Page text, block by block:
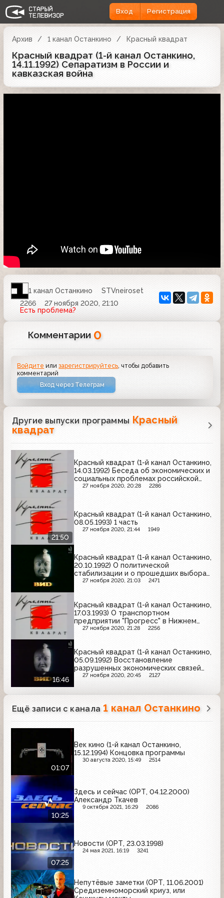
Вход Регистрация
Архив 1 канал Останкино Красный квадрат
Красный квадрат (1-й канал Останкино,
14.11.1992) Сепаратизм в России и
кавказская война
1 канал Останкино
STVneiroset
2266
27 ноября 2020, 21:10
Есть проблема?
Комментарии 0
Войдите илизарегистрируйтесь , чтобы добавить
комментарий
Вход через Телеграм
Другие выпуски программы Красный
квадрат
Красный квадрат (1-й канал Останкино,
14.03.1992) Беседа об экономических и
социальных проблемах российской
армии (2 часть)
27 ноября 2020, 20:28 2286
21:50
Красный квадрат (1-й канал Останкино,
08.05.1993) 1 часть
27 ноября 2020, 21:44 1949
Красный квадрат (1-й канал Останкино,
20.10.1992) О политической
стабилизации и о прошедших выборах
в Грузии, составе парламента
грузино-абхазском конфликте (2 часть)
27 ноября 2020, 21:03 2471
Красный квадрат (1-й канал Останкино,
17.03.1993) О транспортном
предприятии "Прогресс" в Нижнем
Новгороде
27 ноября 2020, 21:28 2256
16:46
Красный квадрат (1-й канал Останкино,
05.09.1992) Восстановление
разрушенных экономических связей
между республиками бывшего СССР
27 ноября 2020, 20:45 2127
Ещё записи с канала 1 канал Останкино
01:07
Век кино (1-й канал Останкино,
15.12.1994) Концовка программы
30 августа 2020, 15:49 2514
10:25
Здесь и сейчас (ОРТ, 04.12.2000)
Александр Ткачев
9 октября 2021, 16:29 2086
07:25
Новости (ОРТ, 23.03.1998)
24 мая 2021, 16:19 3241
Непутёвые заметки (ОРТ, 11.06.2001)
Средиземноморский криуз, или